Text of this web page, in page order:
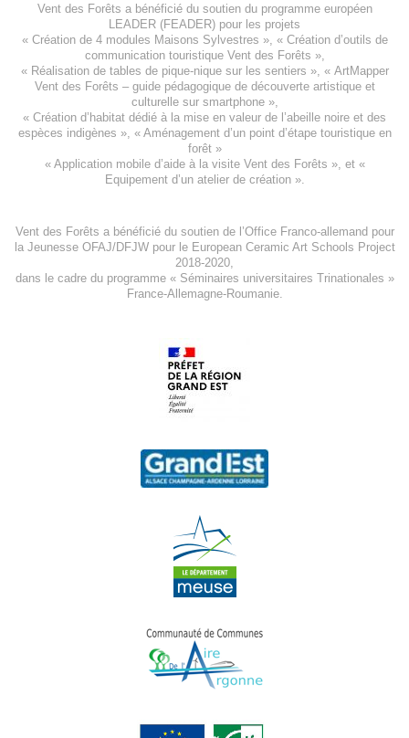
Vent des Forêts a bénéficié du soutien du programme européen
LEADER (FEADER) pour les projets
« Création de 4 modules Maisons Sylvestres », « Création d’outils de
communication touristique Vent des Forêts »,
« Réalisation de tables de pique-nique sur les sentiers », « ArtMapper
Vent des Forêts – guide pédagogique de découverte artistique et
culturelle sur smartphone »,
« Création d’habitat dédié à la mise en valeur de l’abeille noire et des
espèces indigènes », « Aménagement d’un point d’étape touristique en
forêt»
« Application mobile d’aide à la visite Vent des Forêts », et «
Equipement d’un atelier de création».
Vent des Forêts a bénéficié du soutien de l’Office Franco-allemand pour
la Jeunesse OFAJ/DFJWpour leEuropean Ceramic Art Schools Project
2018-2020
dans le cadre du programme « Séminaires universitaires Trinationales »
France-Allemagne-Roumanie.